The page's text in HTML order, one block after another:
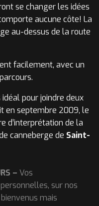
se changer les idées
aucune côte! La
au-dessus de la route
facilement, avec un
idéal pour joindre deux
en septembre 2009, le
d’interprétation de la
canneberge de Saint-
– Vos
sur nos
mais